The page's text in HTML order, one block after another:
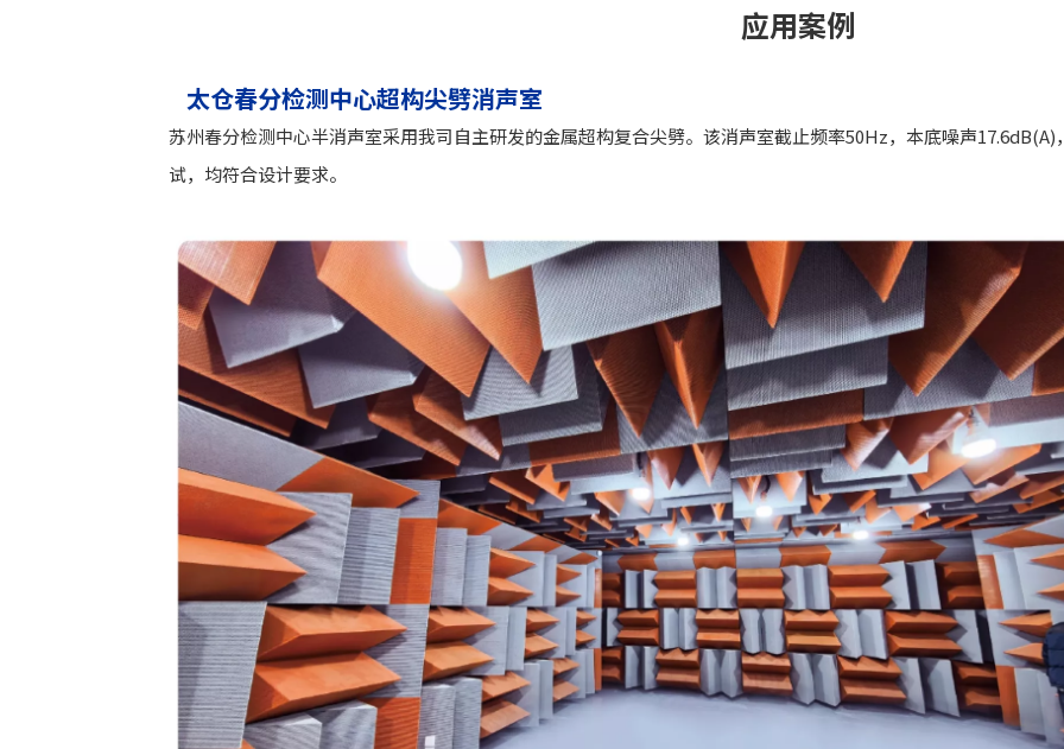
应用案例
太仓春分检测中心超构尖劈消声室
苏州春分检测中心半消声室采用我司自主研发的金属超构复合尖劈。该消声室截止频率50Hz，本底噪声
试，均符合设计要求。